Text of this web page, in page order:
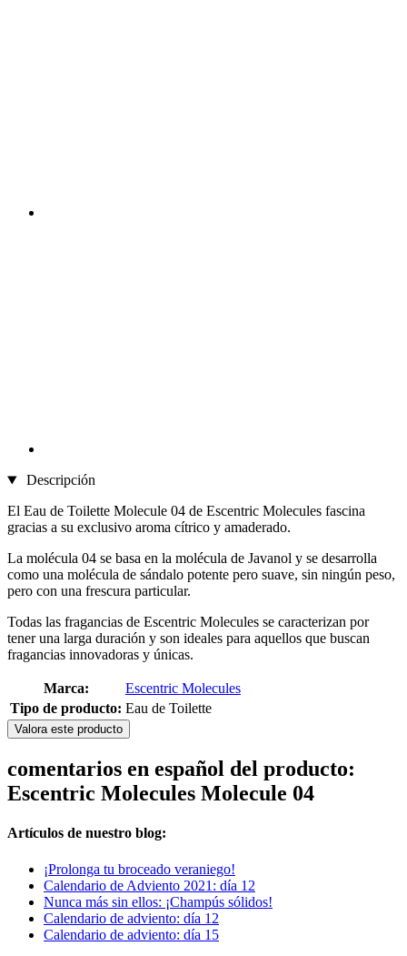
Descripción
El Eau de Toilette Molecule 04 de Escentric Molecules fascina
gracias a su exclusivo aroma cítrico y amaderado.
La molécula 04 se basa en la molécula de Javanol y se desarrolla
como una molécula de sándalo potente pero suave, sin ningún peso,
pero con una frescura particular.
Todas las fragancias de Escentric Molecules se caracterizan por
tener una larga duración y son ideales para aquellos que buscan
fragancias innovadoras y únicas.
Marca:
Escentric Molecules
Tipo de producto: Eau de Toilette
Valora este producto
comentarios en español del producto:
Escentric Molecules Molecule 04
Artículos de nuestro blog:
¡Prolonga tu broceado veraniego!
Calendario de Adviento 2021: día 12
Nunca más sin ellos: ¡Champús sólidos!
Calendario de adviento: día 12
Calendario de adviento: día 15